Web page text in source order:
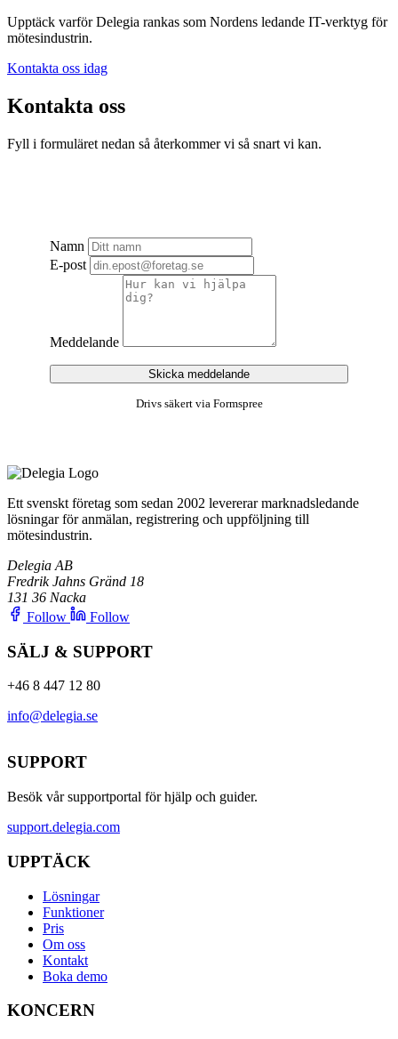
Upptäck varför Delegia rankas som Nordens ledande IT-verktyg för
mötesindustrin.
Kontakta oss idag
Kontakta oss
Fyll i formuläret nedan så återkommer vi så snart vi kan.
Namn
E-post
Meddelande
Skicka meddelande
Drivs säkert via Formspree
Ett svenskt företag som sedan 2002 levererar marknadsledande
lösningar för anmälan, registrering och uppföljning till
mötesindustrin.
Delegia AB
Fredrik Jahns Gränd 18
131 36 Nacka
Follow
Follow
SÄLJ & SUPPORT
+46 8 447 12 80
info@delegia.se
SUPPORT
Besök vår supportportal för hjälp och guider.
support.delegia.com
UPPTÄCK
Lösningar
Funktioner
Pris
Om oss
Kontakt
Boka demo
KONCERN